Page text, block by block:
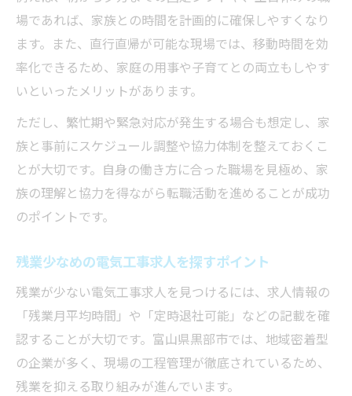
場であれば、家族との時間を計画的に確保しやすくなり
ます。また、直行直帰が可能な現場では、移動時間を効
率化できるため、家庭の用事や子育てとの両立もしやす
いといったメリットがあります。
ただし、繁忙期や緊急対応が発生する場合も想定し、家
族と事前にスケジュール調整や協力体制を整えておくこ
とが大切です。自身の働き方に合った職場を見極め、家
族の理解と協力を得ながら転職活動を進めることが成功
のポイントです。
残業少なめの電気工事求人を探すポイント
残業が少ない電気工事求人を見つけるには、求人情報の
「残業月平均時間」や「定時退社可能」などの記載を確
認することが大切です。富山県黒部市では、地域密着型
の企業が多く、現場の工程管理が徹底されているため、
残業を抑える取り組みが進んでいます。